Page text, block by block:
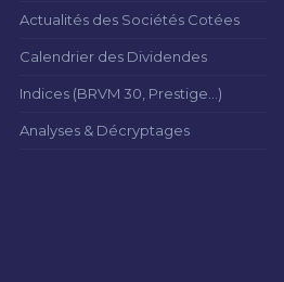
Actualités des Sociétés Cotées
Calendrier des Dividendes
Indices (BRVM 30, Prestige...)
Analyses & Décryptages